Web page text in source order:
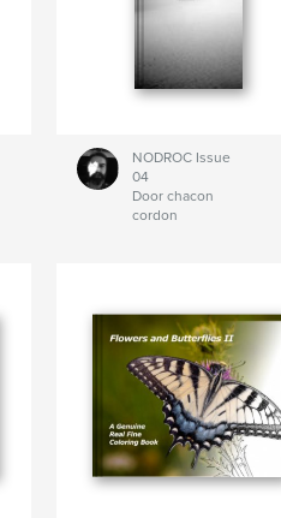
NODROC Issue
04
Door chacon
cordon